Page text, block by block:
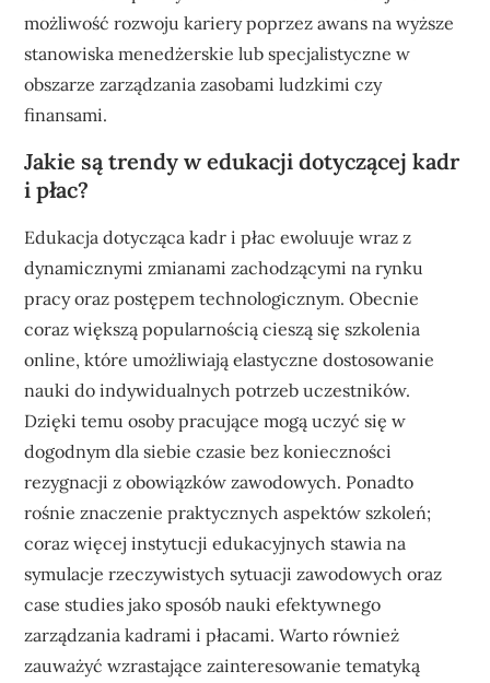
możliwość rozwoju kariery poprzez awans na wyższe
stanowiska menedżerskie lub specjalistyczne w
obszarze zarządzania zasobami ludzkimi czy
finansami.
Jakie są trendy w edukacji dotyczącej kadr
i płac?
Edukacja dotycząca kadr i płac ewoluuje wraz z
dynamicznymi zmianami zachodzącymi na rynku
pracy oraz postępem technologicznym. Obecnie
coraz większą popularnością cieszą się szkolenia
online, które umożliwiają elastyczne dostosowanie
nauki do indywidualnych potrzeb uczestników.
Dzięki temu osoby pracujące mogą uczyć się w
dogodnym dla siebie czasie bez konieczności
rezygnacji z obowiązków zawodowych. Ponadto
rośnie znaczenie praktycznych aspektów szkoleń;
coraz więcej instytucji edukacyjnych stawia na
symulacje rzeczywistych sytuacji zawodowych oraz
case studies jako sposób nauki efektywnego
zarządzania kadrami i płacami. Warto również
zauważyć wzrastające zainteresowanie tematyką